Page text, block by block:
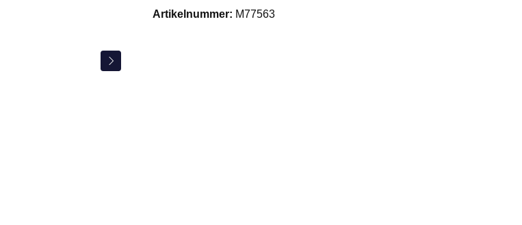
Artikelnummer: M77563